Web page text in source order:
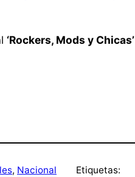
‘Rockers, Mods y Chicas’
, Nacional
Etiquetas: